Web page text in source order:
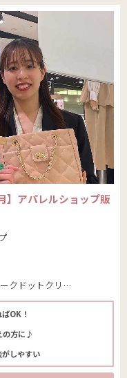
】アパレルショップ販
プ）(東京都 町田市)
OK！
の方に♪
しやすい